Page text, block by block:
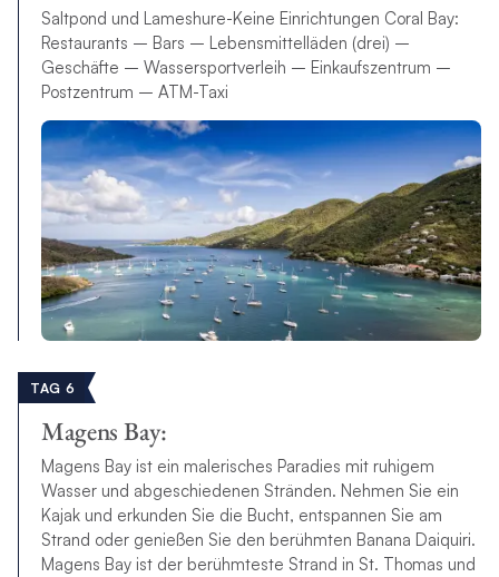
Saltpond und Lameshure-Keine Einrichtungen Coral Bay:
Restaurants – Bars – Lebensmittelläden (drei) –
Geschäfte – Wassersportverleih – Einkaufszentrum –
Postzentrum – ATM-Taxi
TAG 6
Magens Bay:
Magens Bay ist ein malerisches Paradies mit ruhigem
Wasser und abgeschiedenen Stränden. Nehmen Sie ein
Kajak und erkunden Sie die Bucht, entspannen Sie am
Strand oder genießen Sie den berühmten Banana Daiquiri.
Magens Bay ist der berühmteste Strand in St. Thomas und